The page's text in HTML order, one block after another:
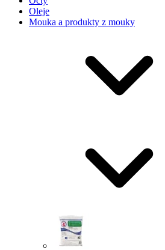
Oleje
Mouka a produkty z mouky
Powered by chaterimo